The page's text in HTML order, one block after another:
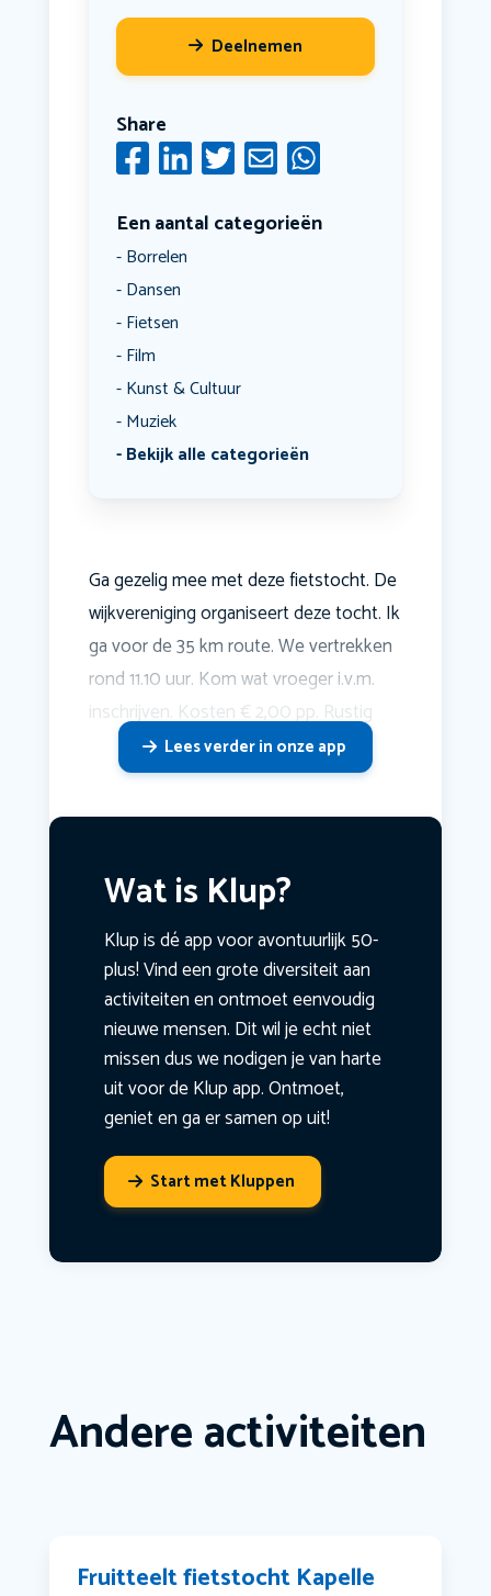
Deelnemen
Share
Een aantal categorieën
Borrelen
Dansen
Fietsen
Film
Kunst & Cultuur
Muziek
Bekijk alle categorieën
Ga gezelig mee met deze fietstocht. De
wijkvereniging organiseert deze tocht. Ik
ga voor de 35 km route. We vertrekken
rond 11.10 uur. Kom wat vroeger i.v.m.
inschrijven. Kosten € 2,00 pp. Rustig
Lees verder in onze app
Wat is Klup?
Klup is dé app voor avontuurlijk 50-
plus! Vind een grote diversiteit aan
activiteiten en ontmoet eenvoudig
nieuwe mensen. Dit wil je echt niet
missen dus we nodigen je van harte
uit voor de Klup app. Ontmoet,
geniet en ga er samen op uit!
Start met Kluppen
Andere activiteiten
Fruitteelt fietstocht Kapelle